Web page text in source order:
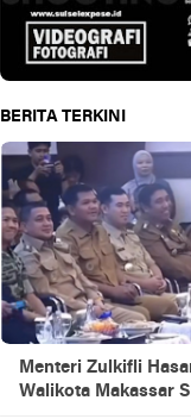
BERITA TERKINI
Menteri Zulkifli
Walikota Makassar